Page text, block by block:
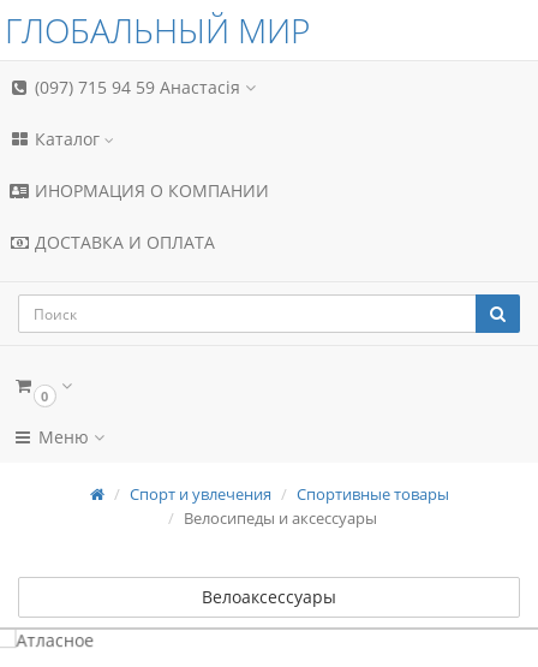
ГЛОБАЛЬНЫЙ МИР
(097) 715 94 59 Анастасія
Каталог
ИНОРМАЦИЯ О КОМПАНИИ
ДОСТАВКА И ОПЛАТА
0
Меню
Спорт и увлечения
Спортивные товары
Велосипеды и аксессуары
Велоаксессуары